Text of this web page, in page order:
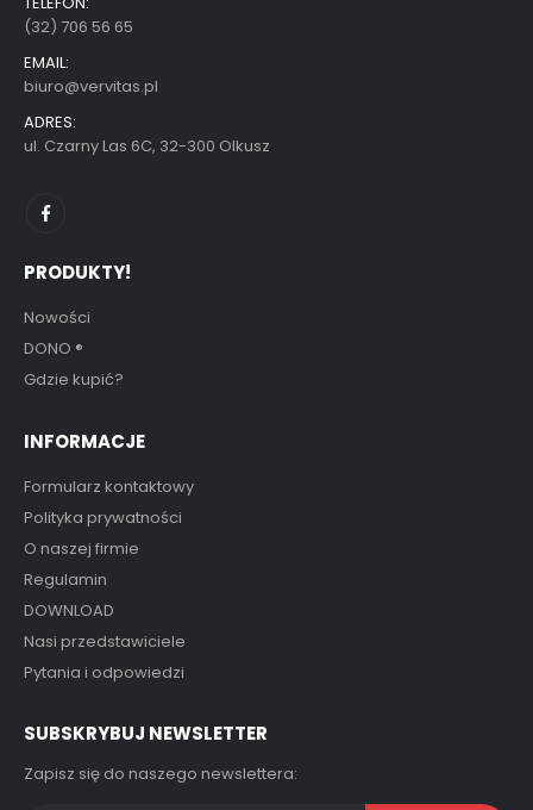
(32) 706 56 65
EMAIL:
biuro@vervitas.pl
ADRES:
ul. Czarny Las 6C, 32-300 Olkusz
PRODUKTY!
Nowości
DONO ®
Gdzie kupić?
INFORMACJE
Formularz kontaktowy
Polityka prywatności
O naszej firmie
Regulamin
DOWNLOAD
Nasi przedstawiciele
Pytania i odpowiedzi
SUBSKRYBUJ NEWSLETTER
Zapisz się do naszego newslettera: